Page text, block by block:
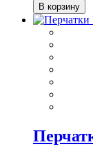
В корзину